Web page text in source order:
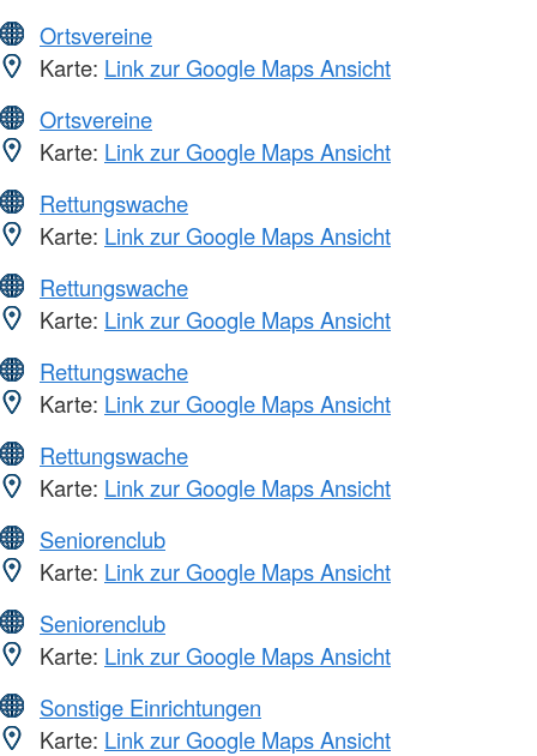
Ortsvereine
Karte: Link zur Google Maps Ansicht
Ortsvereine
Karte: Link zur Google Maps Ansicht
Rettungswache
Karte: Link zur Google Maps Ansicht
Rettungswache
Karte: Link zur Google Maps Ansicht
Rettungswache
Karte: Link zur Google Maps Ansicht
Rettungswache
Karte: Link zur Google Maps Ansicht
Seniorenclub
Karte: Link zur Google Maps Ansicht
Seniorenclub
Karte: Link zur Google Maps Ansicht
Sonstige Einrichtungen
Karte: Link zur Google Maps Ansicht